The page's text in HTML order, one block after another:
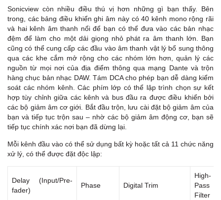
Sonicview còn nhiều điều thú vị hơn những gì bạn thấy. Bên
trong, các bảng điều khiển ghi âm này có 40 kênh mono rộng rãi
và hai kênh âm thanh nổi để bạn có thể đưa vào các bản nhạc
đệm để làm cho một dải giọng nhỏ phát ra âm thanh lớn. Bạn
cũng có thể cung cấp các đầu vào âm thanh vật lý bổ sung thông
qua các khe cắm mở rộng cho các nhóm lớn hơn, quản lý các
nguồn từ mọi nơi của địa điểm thông qua mạng Dante và trộn
hàng chục bản nhạc DAW. Tám DCA cho phép bạn dễ dàng kiểm
soát các nhóm kênh. Các phím lớp có thể lập trình chọn sự kết
hợp tùy chỉnh giữa các kênh và bus đầu ra được điều khiển bởi
các bộ giảm âm cơ giới. Bắt đầu trộn, lưu cài đặt bộ giảm âm của
bạn và tiếp tục trộn sau – nhờ các bộ giảm âm động cơ, bạn sẽ
tiếp tục chính xác nơi bạn đã dừng lại.
Mỗi kênh đầu vào có thể sử dụng bất kỳ hoặc tất cả 11 chức năng
xử lý, có thể được đặt độc lập:
Delay (Input/Pre-
fader)
Phase Digital Trim
High-
Pass
Filter